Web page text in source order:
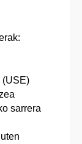
(USE)
sarrera